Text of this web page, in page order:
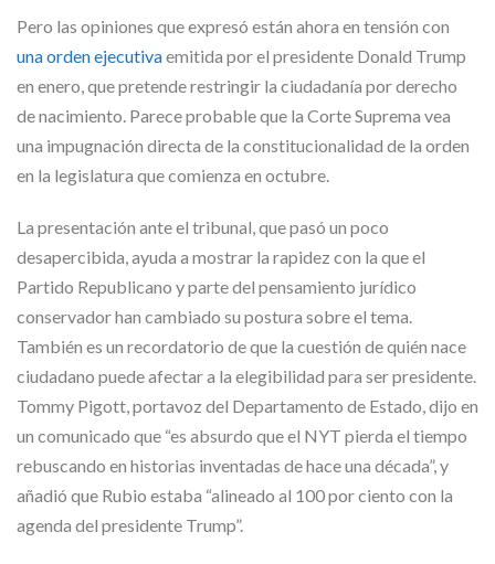
Pero las opiniones que expresó están ahora en tensión con
una orden ejecutivaemitida por el presidente Donald Trump
en enero, que pretende restringir la ciudadanía por derecho
de nacimiento. Parece probable que la Corte Suprema vea
una impugnación directa de la constitucionalidad de la orden
en la legislatura que comienza en octubre.
La presentación ante el tribunal, que pasó un poco
desapercibida, ayuda a mostrar la rapidez con la que el
Partido Republicano y parte del pensamiento jurídico
conservador han cambiado su postura sobre el tema.
También es un recordatorio de que la cuestión de quién nace
ciudadano puede afectar a la elegibilidad para ser presidente.
Tommy Pigott, portavoz del Departamento de Estado, dijo en
un comunicado que “es absurdo que el NYT pierda el tiempo
rebuscando en historias inventadas de hace una década”, y
añadió que Rubio estaba “alineado al 100 por ciento con la
agenda del presidente Trump”.